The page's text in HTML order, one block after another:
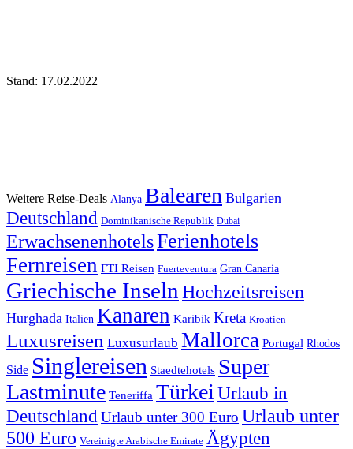
Stand: 17.02.2022
Weitere Reise-Deals Alanya Balearen Bulgarien
Deutschland Dominikanische Republik Dubai
ErwachsenenhotelsFerienhotels
Fernreisen FTI Reisen Fuerteventura Gran Canaria
Griechische Inseln Hochzeitsreisen
Hurghada Italien Kanaren Karibik Kreta Kroatien
Luxusreisen Luxusurlaub Mallorca Portugal Rhodos
Side Singlereisen Staedtehotels Super
Lastminute Teneriffa Türkei Urlaub in
Deutschland Urlaub unter 300 Euro Urlaub unter
500 Euro Vereinigte Arabische Emirate Ägypten